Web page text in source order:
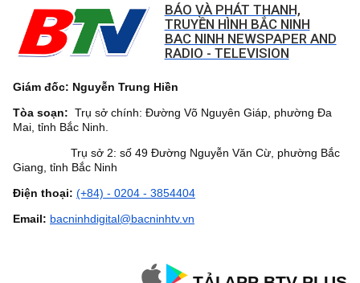
BÁO VÀ PHÁT THANH,
TRUYỀN HÌNH BẮC NINH
BAC NINH NEWSPAPER AND
RADIO - TELEVISION
Giám đốc: Nguyễn Trung Hiền
Tòa soạn: Trụ sở chính: Đường Võ Nguyên Giáp, phường Đa
Mai, tỉnh Bắc Ninh.
Trụ sở 2: số 49 Đường Nguyễn Văn Cừ, phường Bắc
Giang, tỉnh Bắc Ninh
Điện thoại: (+84) - 0204 - 3854404
Email: bacninhdigital@bacninhtv.vn